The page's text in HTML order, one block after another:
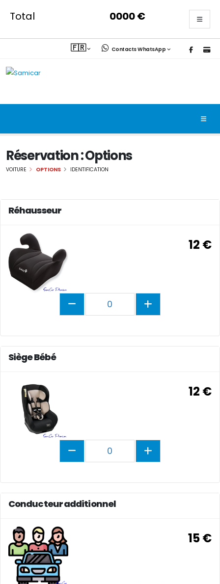
Total 0000€
🇫🇷 Contacts WhatsApp
Réservation : Options
VOITURE OPTIONS IDENTIFICATION
Réhausseur
12 €
0
Siège Bébé
12 €
0
Conducteur additionnel
15 €